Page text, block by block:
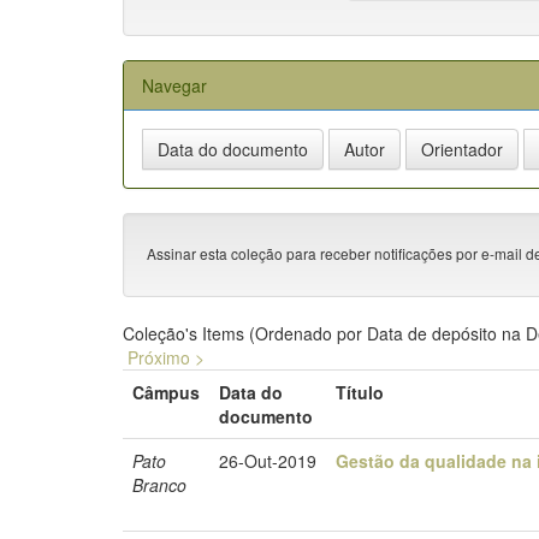
Navegar
Assinar esta coleção para receber notificações por e-mail
Coleção's Items (Ordenado por Data de depósito na
Próximo >
Câmpus
Data do
documento
Título
Pato
Branco
26-Out-2019 Gestão da qualidade